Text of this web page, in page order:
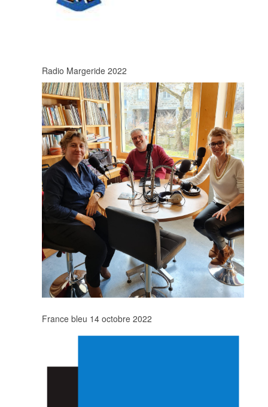
Radio Margeride 2022
France bleu 14 octobre 2022